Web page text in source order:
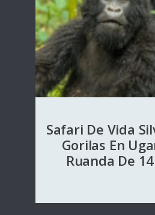
Safari De Vida
Gorilas En
Ruanda De